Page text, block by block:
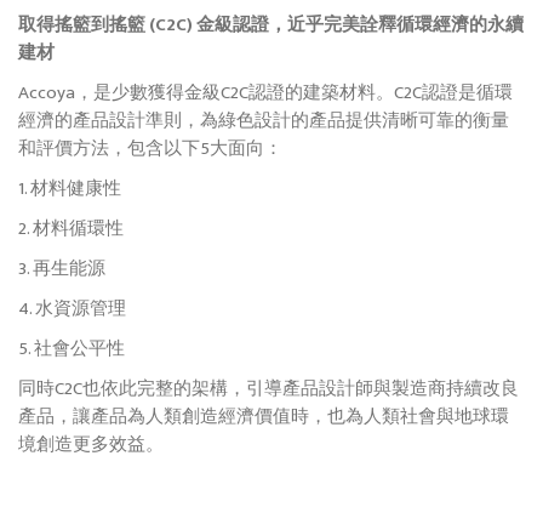
取得搖籃到搖籃 (C2C) 金級認證，近乎完美詮釋循環經濟的永續
建材
Accoya，是少數獲得金級C2C認證的建築材料。C2C認證是循環
經濟的產品設計準則，為綠色設計的產品提供清晰可靠的衡量
和評價方法，包含以下5大面向：
1. 材料健康性
2. 材料循環性
3. 再生能源
4. 水資源管理
5. 社會公平性
同時C2C也依此完整的架構，引導產品設計師與製造商持續改良
產品，讓產品為人類創造經濟價值時，也為人類社會與地球環
境創造更多效益。